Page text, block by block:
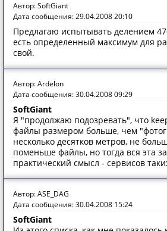
Автор: SoftGiant
Дата сообщения: 29.04.2008 20:10
Предлагаю испытывать делением
есть определенный максимум для
свой.
Автор: Ardelon
Дата сообщения: 30.04.2008 09:29
SoftGiant
Я "продолжаю подозревать", что
файлы размером больше, чем
несколько десятков метров, не
поменьше файлы, но тогда вся эта
практический смысл - сервисов
Автор: ASE_DAG
Дата сообщения: 30.04.2008 15:24
SoftGiant